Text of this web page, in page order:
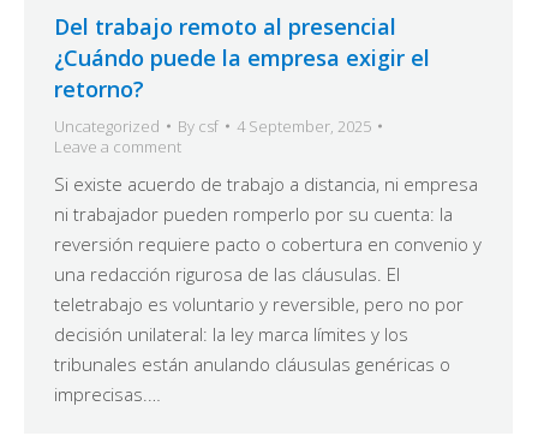
Del trabajo remoto al presencial
¿Cuándo puede la empresa exigir el
retorno?
Uncategorized By csf
4 September, 2025
Leave a comment
Si existe acuerdo de trabajo a distancia, ni empresa
ni trabajador pueden romperlo por su cuenta: la
reversión requiere pacto o cobertura en convenio y
una redacción rigurosa de las cláusulas. El
teletrabajo es voluntario y reversible, pero no por
decisión unilateral: la ley marca límites y los
tribunales están anulando cláusulas genéricas o
imprecisas.…